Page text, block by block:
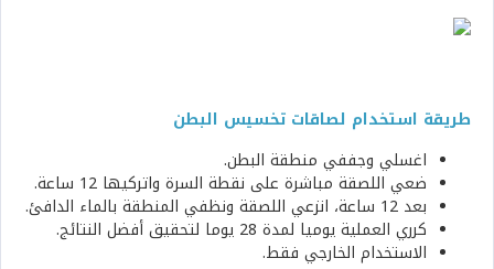
طريقة استخدام لصاقات تخسيس البطن
اغسلي وجففي منطقة البطن.
ضعي اللصقة مباشرة على نقطة السرة واتركيها 12 ساعة.
بعد 12 ساعة، انزعي اللصقة ونظفي المنطقة بالماء الدافئ.
كرري العملية يوميا لمدة 28 يوما لتحقيق أفضل النتائج.
الاستخدام الخارجي فقط.